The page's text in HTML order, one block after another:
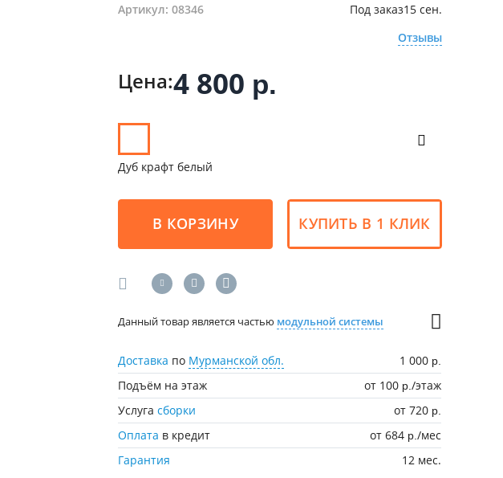
Артикул: 08346 Под заказ15 сен.
Отзывы
Цена:4 800 р.
Дуб крафт белый
В КОРЗИНУ КУПИТЬ В 1 КЛИК
Данный товар является частью модульной системы
Доставка по Мурманской обл. 1 000 р.
Подъём на этаж от 100 р./этаж
Услугасборки от 720 р.
Оплата в кредит от 684 р./мес
Гарантия
12 мес.